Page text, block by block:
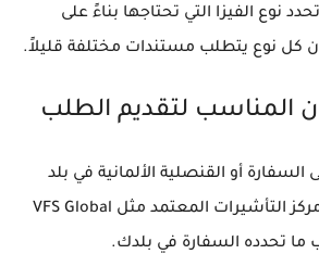
نوع الفيزا التي تحتاجها بناءً على
كل نوع يتطلب مستندات مختلفة قليلاً.
أو القنصلية الألمانية في بلد
التأشيرات المعتمد مثل VFS Global
تحدده السفارة في بلدك.